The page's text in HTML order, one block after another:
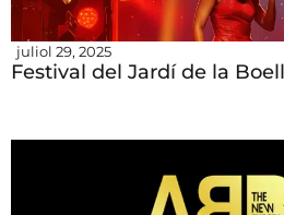
juliol 29, 2025
Festival del Jardí de la